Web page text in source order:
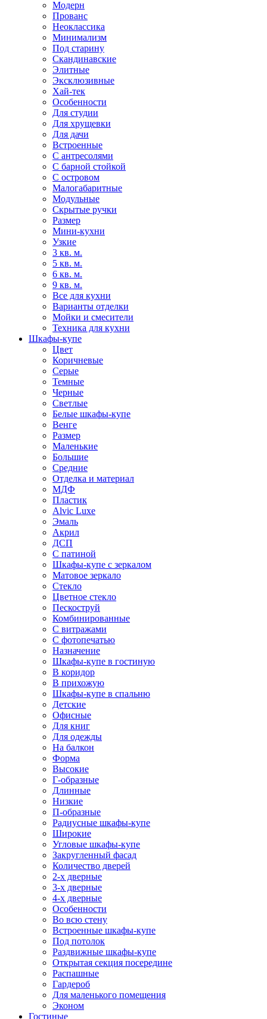
Модерн
Прованс
Неоклассика
Минимализм
Под старину
Скандинавские
Элитные
Эксклюзивные
Хай-тек
Особенности
Для студии
Для хрущевки
Для дачи
Встроенные
С антресолями
С барной стойкой
С островом
Малогабаритные
Модульные
Скрытые ручки
Размер
Мини-кухни
Узкие
3 кв. м.
5 кв. м.
6 кв. м.
9 кв. м.
Все для кухни
Варианты отделки
Мойки и смесители
Техника для кухни
Шкафы-купе
Цвет
Коричневые
Серые
Темные
Черные
Светлые
Белые шкафы-купе
Венге
Размер
Маленькие
Большие
Средние
Отделка и материал
МДФ
Пластик
Alvic Luxe
Эмаль
Акрил
ДСП
С патиной
Шкафы-купе с зеркалом
Матовое зеркало
Стекло
Цветное стекло
Пескоструй
Комбинированные
С витражами
С фотопечатью
Назначение
Шкафы-купе в гостиную
В коридор
В прихожую
Шкафы-купе в спальню
Детские
Офисные
Для книг
Для одежды
На балкон
Форма
Высокие
Г-образные
Длинные
Низкие
П-образные
Радиусные шкафы-купе
Широкие
Угловые шкафы-купе
Закругленный фасад
Количество дверей
2-х дверные
3-х дверные
4-х дверные
Особенности
Во всю стену
Встроенные шкафы-купе
Под потолок
Раздвижные шкафы-купе
Открытая секция посередине
Распашные
Гардероб
Для маленького помещения
Эконом
Гостиные